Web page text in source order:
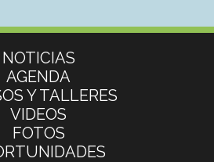
NOTICIAS
AGENDA
Y TALLERES
VIDEOS
FOTOS